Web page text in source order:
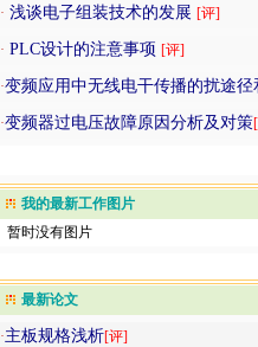
· 浅谈电子组装技术的发展 [评]
· PLC设计的注意事项 [评]
·变频应用中无线电干传播的扰途径
·变频器过电压故障原因分析及对策
我的最新工作图片
暂时没有图片
最新论文
·主板规格浅析[评]